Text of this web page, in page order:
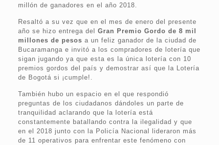
millón de ganadores en el año 2018.
Resaltó a su vez que en el mes de enero del presente
año se hizo entrega del Gran Premio Gordo de 8 mil
millones de pesos a un feliz ganador de la ciudad de
Bucaramanga e invitó a los compradores de lotería que
sigan jugando ya que esta es la única lotería con 10
premios gordos del país y demostrar así que la Lotería
de Bogotá si ¡cumple!.
También hubo un espacio en el que respondió
preguntas de los ciudadanos dándoles un parte de
tranquilidad aclarando que la lotería está
constantemente batallando contra la ilegalidad y que
en el 2018 junto con la Policía Nacional lideraron más
de 11 operativos para enfrentar este fenómeno con